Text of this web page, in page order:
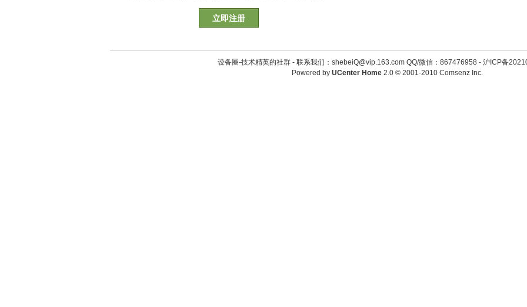
立即注册
设备圈-技术精英的社群 - 联系我们：shebeiQ@vip.163.com QQ/微信：867476958- 沪ICP备
Powered by UCenter Home 2.0© 2001-2010 Comsenz Inc.